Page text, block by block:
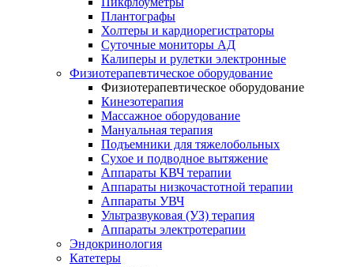
Плантографы
Холтеры и кардиорегистраторы
Суточные мониторы АД
Калиперы и рулетки электронные
Физиотерапевтическое оборудование
Физиотерапевтическое оборудование
Кинезотерапия
Массажное оборудование
Мануальная терапия
Подъемники для тяжелобольных
Сухое и подводное вытяжение
Аппараты КВЧ терапии
Аппараты низкочастотной терапии
Аппараты УВЧ
Ультразвуковая (УЗ) терапия
Аппараты электротерапии
Эндокринология
Катетеры